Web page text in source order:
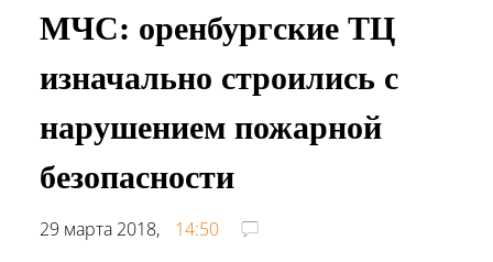
МЧС: оренбургские ТЦ
изначально строились с
нарушением пожарной
безопасности
29 марта 2018,
14:50